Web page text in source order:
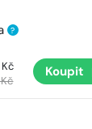
?
Koupit